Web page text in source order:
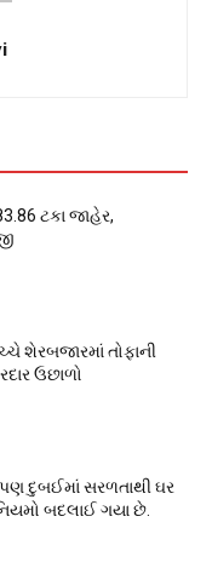
ટકા જાહેર,
શેરબજારમાં તોફાની
ઉછાળો
પણ દુબઈમાં સરળતાથી ઘર
બદલાઈ ગયા છે.